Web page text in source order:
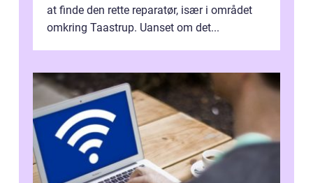
at finde den rette reparatør, især i området
omkring Taastrup. Uanset om det...